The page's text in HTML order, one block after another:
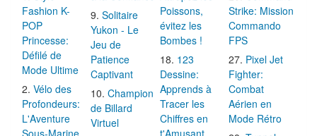
Fashion K-
POP
Princesse:
Défilé de
Mode Ultime
Vélo des
Profondeurs:
L'Aventure
Solitaire
Yukon - Le
Jeu de
Patience
Captivant
Champion
de Billard
Virtuel
Poissons,
évitez les
Bombes !
123
Dessine:
Apprends à
Tracer les
Chiffres en
Strike: Mission
Commando
FPS
Pixel Jet
Fighter:
Combat
Aérien en
Mode Rétro